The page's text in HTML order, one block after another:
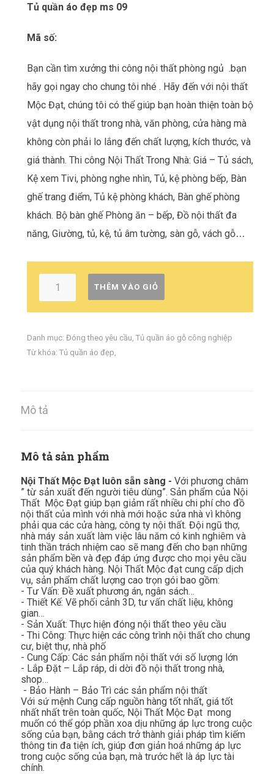
Tủ quần áo đẹp ms 09
Mã số:
Bạn cần tìm xưởng thi công nội thất phòng ngủ .bạn
hãy gọi ngay cho chung tôi nhé . Hãy đến với nội thất
Mộc Đạt, chúng tôi có thể giúp bạn hoàn thiện toàn bộ
vật dụng nội thất trong nhà, văn phòng, cửa hàng mà
không còn phải lo lắng đến chất lượng, kích thước, và
giá thành. Thi công Nội Thất Trong Nhà: Giá – Tủ sách,
Kệ xem Tivi, phòng nghe nhìn, Tủ, kệ phòng bếp, Bàn
ghế trang điểm, Tủ kệ phòng khách, Bàn ghế phòng
khách. Bộ bàn ghế Phòng ăn – bếp, Đồ nội thất đa
năng, Giường, tủ, kệ, tủ âm tường, sàn gỗ, vách gỗ…
THÊM VÀO GIỎ
Danh mục: Đóng theo yêu cầu, Tủ quần áo gỗ công nghiệp
Từ khóa: Tủ quần áo đẹp,
Mô tả
Mô tả sản phẩm
Nội Thất Mộc Đạt luôn sẵn sàng - Với phương châm
” từ sản xuất đến người tiêu dùng”. Sản phẩm của Nội
Thất Mộc Đạt giúp bạn giảm rất nhiều chi phí cho đồ
nội thất của mình với nhà mới hoặc sửa nhà vì không
phải qua các cửa hàng, công ty nội thất. Đội ngũ thợ,
nhà máy sản xuất làm việc lâu năm có kinh nghiêm và
tinh thần trách nhiệm cao sẽ mang đến cho bạn những
sản phẩm bền và đẹp đáp ứng được cho mọi yêu cầu
của quý khách hàng. Nội Thất Mộc đạt cung cấp dịch
vụ, sản phẩm chất lượng cao trọn gói bao gồm:
- Tư Vấn: Đề xuất phương án, ngân sách…
- Thiết Kế: Vẽ phối cảnh 3D, tư vấn chất liệu, không
gian…
- Sản Xuất: Thực hiện đóng nội thất theo yêu cầu
- Thi Công: Thực hiện các công trình nội thất cho chung
cư, biệt thự, nhà phố
- Cung Cấp: Các sản phẩm nội thất với số lượng lớn
- Lắp Đặt – Lắp ráp, di dời đồ nội thất trong nhà,
shop…
- Bảo Hành – Bảo Trì các sản phẩm nội thất
Với sứ mệnh Cung cấp nguồn hàng tốt nhất, giá tốt
nhất nhất trên toàn quốc, Nội Thất Mộc Đạt mong
muốn có thể góp phần xoa dịu những áp lực trong cuộc
sống của bạn, bằng cách trở thành giải pháp tìm kiếm
thông tin đa tiện ích, giúp đơn giản hoá những áp lực
trong cuộc sống của bạn, mà trước hết là áp lực tài
chính.